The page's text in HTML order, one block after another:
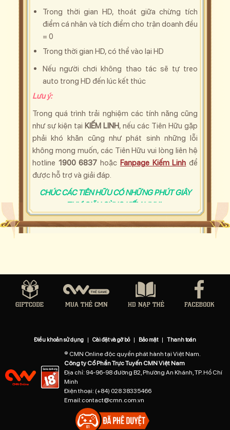
Trong thời gian HD, thoát giữa chừng tích
điểm cá nhân và tích điểm cho trận doanh đều
= 0
Trong thời gian HD, có thể vào lại HD
Nếu người chơi không thao tác sẽ tự treo
auto trong HD đến lúc kết thúc
Lưu ý:
Trong quá trình trải nghiệm các tính năng cũng
như sự kiện tại KIẾM LINH, nếu các Tiên Hữu gặp
phải khó khăn cũng như phát sinh những lỗi
không mong muốn, các Tiên Hữu vui lòng liên hệ
hotline 1900 6837 hoặc Fanpage Kiếm Linh để
được hỗ trợ và giải đáp.
CHÚC CÁC TIÊN HỮU CÓ NHỮNG PHÚT GIÂY
THƯ GIÃN CÙNG KIẾM LINH!
Điều khoản sử dụng Cài đặt và gỡ bỏ Bảo mật Thanh toán
® CMN Online độc quyền phát hành tại Việt Nam.
Công ty Cổ Phần Trực Tuyến CMN Việt Nam
Địa chỉ: 94-96-98 đường B2, Phường An Khánh, TP. Hồ Chí
Minh
Điện thoại: (+84) 028 38335466
Email:contact@cmn.com.vn